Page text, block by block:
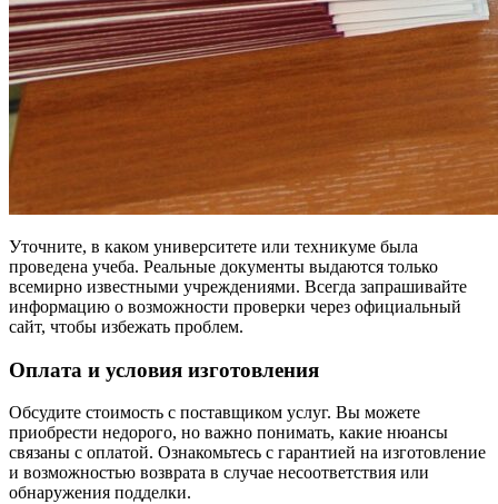
Уточните, в каком университете или техникуме была
проведена учеба. Реальные документы выдаются только
всемирно известными учреждениями. Всегда запрашивайте
информацию о возможности проверки через официальный
сайт, чтобы избежать проблем.
Оплата и условия изготовления
Обсудите стоимость с поставщиком услуг. Вы можете
приобрести недорого, но важно понимать, какие нюансы
связаны с оплатой. Ознакомьтесь с гарантией на изготовление
и возможностью возврата в случае несоответствия или
обнаружения подделки.